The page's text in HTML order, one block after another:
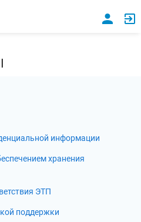
информации
хранения
ЭТП
поддержки